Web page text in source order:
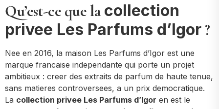
Qu’est-ce que lacollection
privee Les Parfums d’Igor ?
Nee en 2016, la maison Les Parfums d’Igor est une
marque francaise independante qui porte un projet
ambitieux : creer des extraits de parfum de haute tenue,
sans matieres controversees, a un prix democratique.
La collection privee Les Parfums d’Igor en est le